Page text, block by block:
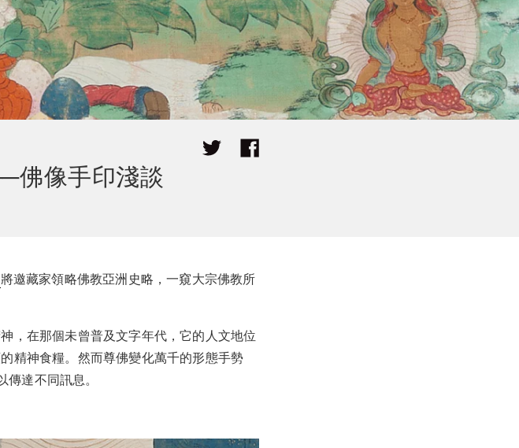
佛像手印淺談
將邀藏家領略佛教亞洲史略，一窺大宗佛教所
，在那個未曾普及文字年代，它的人文地位
精神食糧。然而尊佛變化萬千的形態手勢
達不同訊息。